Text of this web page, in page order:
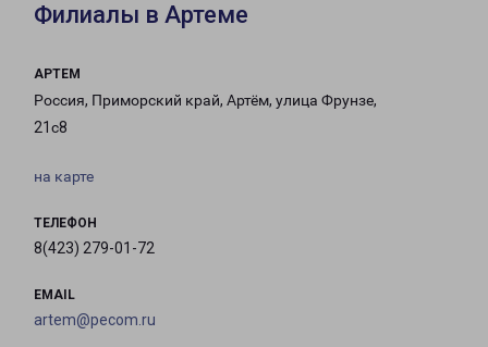
Филиалы в Артеме
АРТЕМ
Россия, Приморский край, Артём, улица Фрунзе,
21с8
на карте
ТЕЛЕФОН
8(423) 279-01-72
EMAIL
artem@pecom.ru